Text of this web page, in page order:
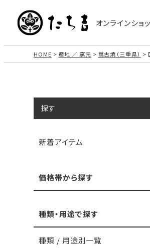
オンラインショ
HOME 産地 ／ 窯元 萬古焼（三重県）
探す
新着アイテム
価格帯から探す
種類・用途で探す
種類 / 用途別一覧